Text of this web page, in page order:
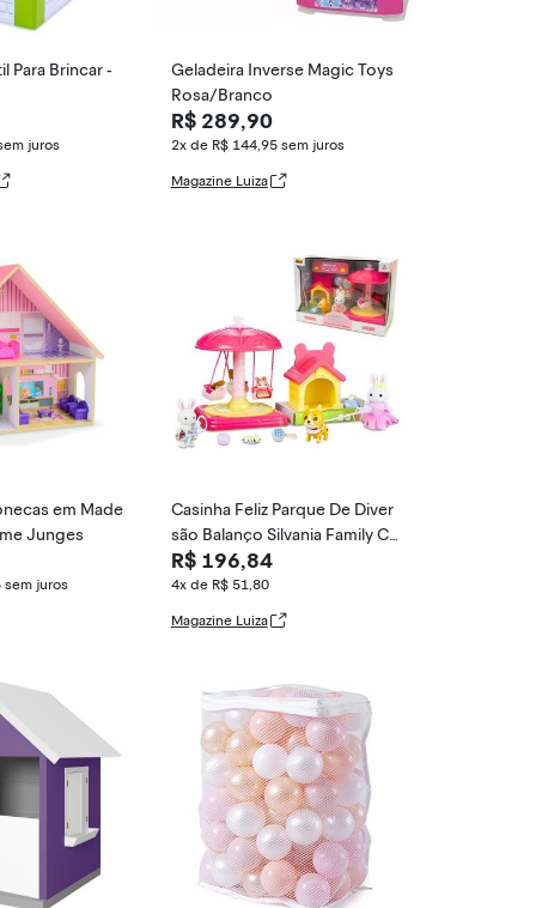
Para Brincar -
juros
Geladeira Inverse Magic Toys
Rosa/Branco
R$ 289,90
2x de R$ 144,95 sem juros
Magazine Luiza
em Made
Junges
sem juros
Casinha Feliz Parque De Diver
são Balanço Silvania Family C/
Coelha De
R$ 196,84
4x de R$ 51,80
Magazine Luiza